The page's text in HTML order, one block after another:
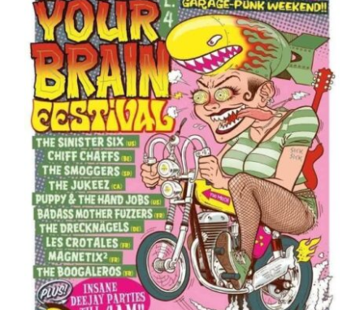
ARTÍCULOS
QUÉ HACEMOS
MECENAZGO
CONTRATACIÓN
CONTACTO
BIO